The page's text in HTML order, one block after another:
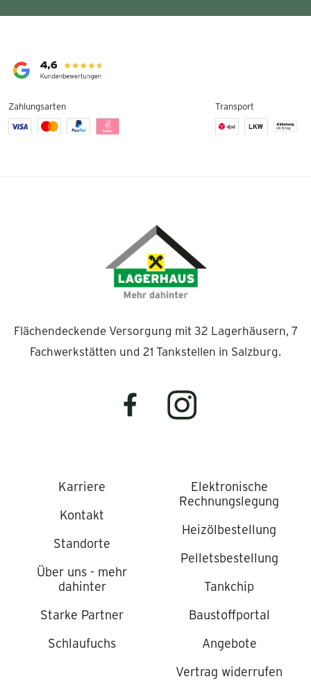
Zahlungsarten Transport
Flächendeckende Versorgung mit 32 Lagerhäusern, 7
Fachwerkstätten und 21 Tankstellen in Salzburg.
Karriere
Kontakt
Standorte
Über uns - mehr
dahinter
Starke Partner
Schlaufuchs
Elektronische
Rechnungslegung
Heizölbestellung
Pelletsbestellung
Tankchip
Baustoffportal
Angebote
Vertrag widerrufen